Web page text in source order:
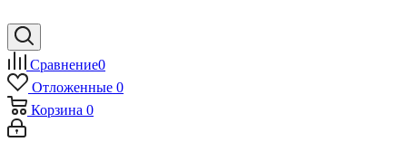
Сравнение0
Отложенные 0
Корзина 0